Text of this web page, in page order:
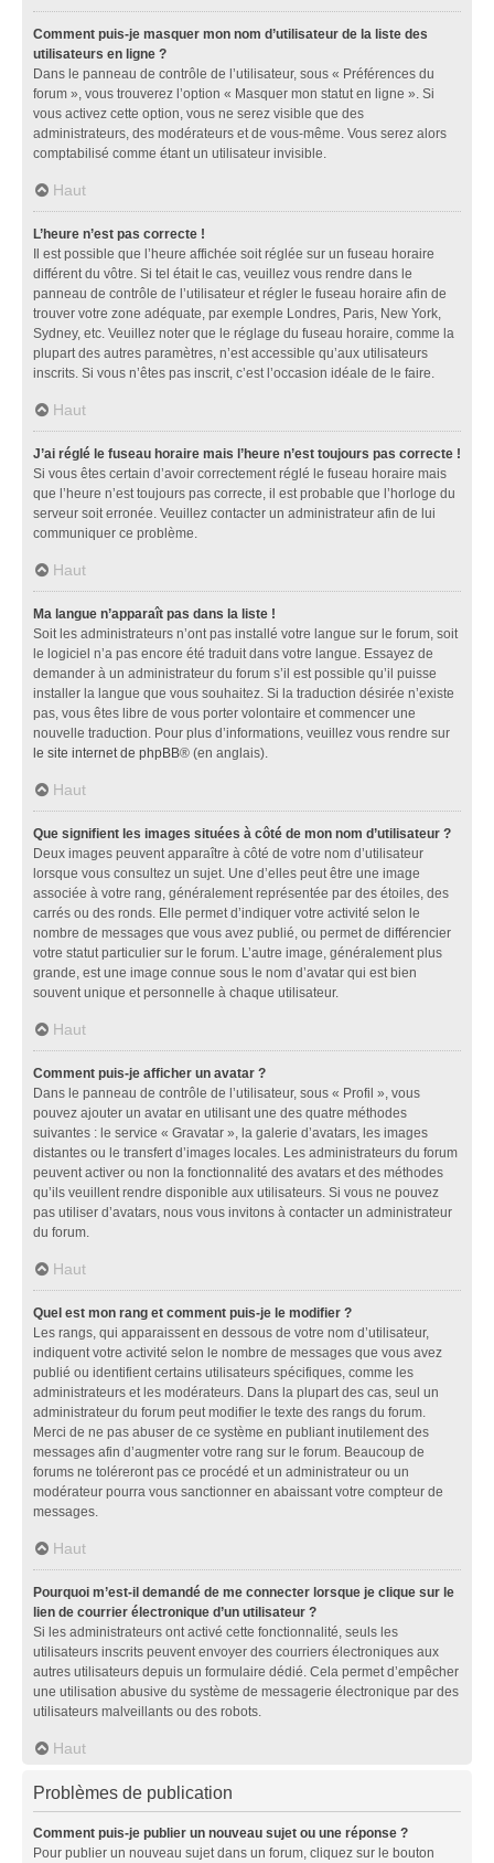
Comment puis-je masquer mon nom d’utilisateur de la liste des
utilisateurs en ligne ?
Dans le panneau de contrôle de l’utilisateur, sous « Préférences du
forum », vous trouverez l’option « Masquer mon statut en ligne ». Si
vous activez cette option, vous ne serez visible que des
administrateurs, des modérateurs et de vous-même. Vous serez alors
comptabilisé comme étant un utilisateur invisible.
Haut
L’heure n’est pas correcte !
Il est possible que l’heure affichée soit réglée sur un fuseau horaire
différent du vôtre. Si tel était le cas, veuillez vous rendre dans le
panneau de contrôle de l’utilisateur et régler le fuseau horaire afin de
trouver votre zone adéquate, par exemple Londres, Paris, New York,
Sydney, etc. Veuillez noter que le réglage du fuseau horaire, comme la
plupart des autres paramètres, n’est accessible qu’aux utilisateurs
inscrits. Si vous n’êtes pas inscrit, c’est l’occasion idéale de le faire.
Haut
J’ai réglé le fuseau horaire mais l’heure n’est toujours pas correcte !
Si vous êtes certain d’avoir correctement réglé le fuseau horaire mais
que l’heure n’est toujours pas correcte, il est probable que l’horloge du
serveur soit erronée. Veuillez contacter un administrateur afin de lui
communiquer ce problème.
Haut
Ma langue n’apparaît pas dans la liste !
Soit les administrateurs n’ont pas installé votre langue sur le forum, soit
le logiciel n’a pas encore été traduit dans votre langue. Essayez de
demander à un administrateur du forum s’il est possible qu’il puisse
installer la langue que vous souhaitez. Si la traduction désirée n’existe
pas, vous êtes libre de vous porter volontaire et commencer une
nouvelle traduction. Pour plus d’informations, veuillez vous rendre sur
le site internet de phpBB® (en anglais).
Haut
Que signifient les images situées à côté de mon nom d’utilisateur ?
Deux images peuvent apparaître à côté de votre nom d’utilisateur
lorsque vous consultez un sujet. Une d’elles peut être une image
associée à votre rang, généralement représentée par des étoiles, des
carrés ou des ronds. Elle permet d’indiquer votre activité selon le
nombre de messages que vous avez publié, ou permet de différencier
votre statut particulier sur le forum. L’autre image, généralement plus
grande, est une image connue sous le nom d’avatar qui est bien
souvent unique et personnelle à chaque utilisateur.
Haut
Comment puis-je afficher un avatar ?
Dans le panneau de contrôle de l’utilisateur, sous « Profil », vous
pouvez ajouter un avatar en utilisant une des quatre méthodes
suivantes : le service « Gravatar », la galerie d’avatars, les images
distantes ou le transfert d’images locales. Les administrateurs du forum
peuvent activer ou non la fonctionnalité des avatars et des méthodes
qu’ils veuillent rendre disponible aux utilisateurs. Si vous ne pouvez
pas utiliser d’avatars, nous vous invitons à contacter un administrateur
du forum.
Haut
Quel est mon rang et comment puis-je le modifier ?
Les rangs, qui apparaissent en dessous de votre nom d’utilisateur,
indiquent votre activité selon le nombre de messages que vous avez
publié ou identifient certains utilisateurs spécifiques, comme les
administrateurs et les modérateurs. Dans la plupart des cas, seul un
administrateur du forum peut modifier le texte des rangs du forum.
Merci de ne pas abuser de ce système en publiant inutilement des
messages afin d’augmenter votre rang sur le forum. Beaucoup de
forums ne toléreront pas ce procédé et un administrateur ou un
modérateur pourra vous sanctionner en abaissant votre compteur de
messages.
Haut
Pourquoi m’est-il demandé de me connecter lorsque je clique sur le
lien de courrier électronique d’un utilisateur ?
Si les administrateurs ont activé cette fonctionnalité, seuls les
utilisateurs inscrits peuvent envoyer des courriers électroniques aux
autres utilisateurs depuis un formulaire dédié. Cela permet d’empêcher
une utilisation abusive du système de messagerie électronique par des
utilisateurs malveillants ou des robots.
Haut
Problèmes de publication
Comment puis-je publier un nouveau sujet ou une réponse ?
Pour publier un nouveau sujet dans un forum, cliquez sur le bouton